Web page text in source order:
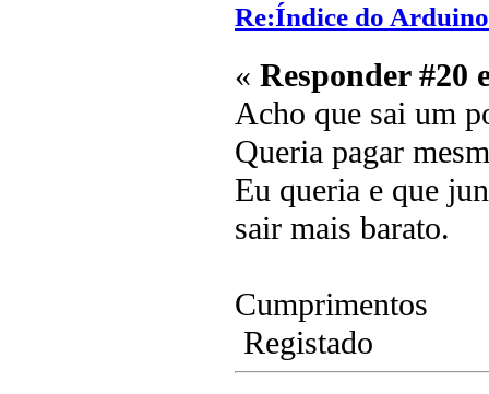
Re:Índice do Arduino
« Responder #20
Acho que sai um
Queria pagar
Eu queria e que
sair mais barato.
Cumprimentos
Registado